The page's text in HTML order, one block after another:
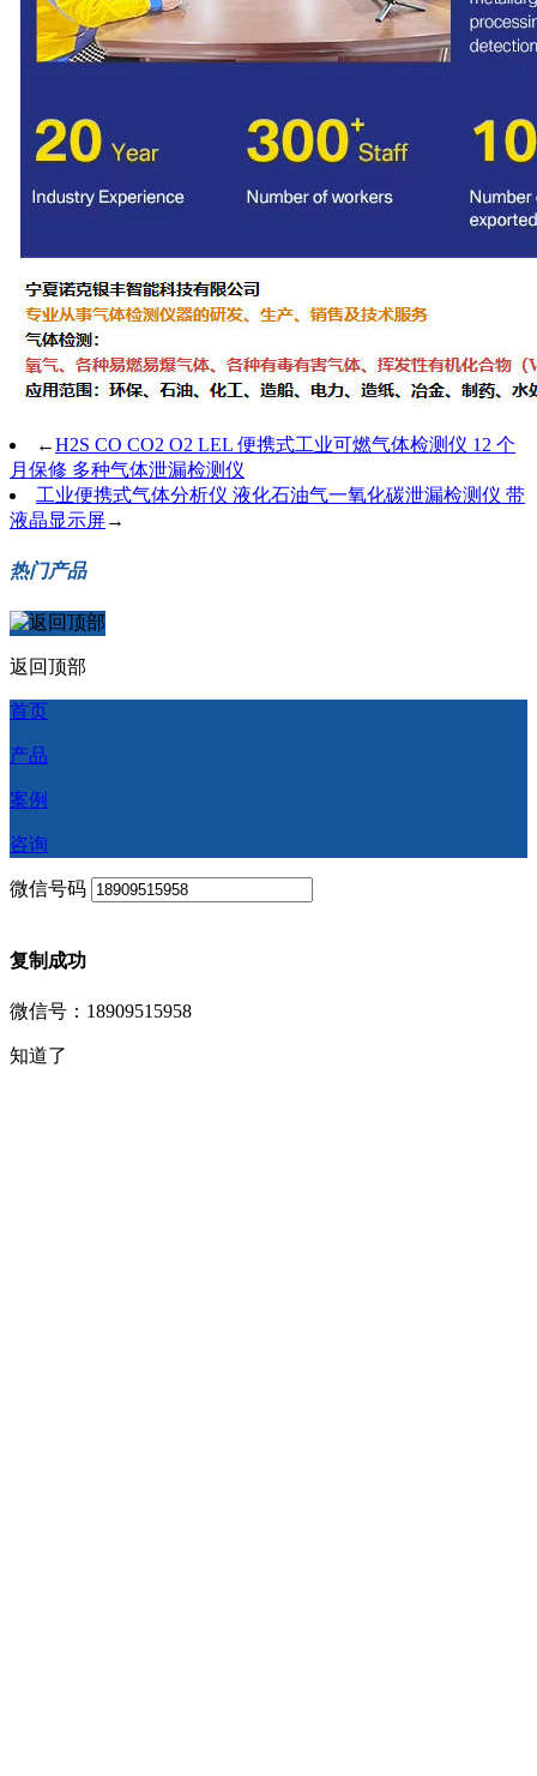
←H2S CO CO2 O2 LEL 便携式工业可燃气体检测仪 12 个
月保修 多种气体泄漏检测仪
工业便携式气体分析仪 液化石油气一氧化碳泄漏检测仪 带
液晶显示屏→
热门产品
返回顶部
首页
产品
案例
咨询
微信号码
复制成功
微信号：18909515958
知道了